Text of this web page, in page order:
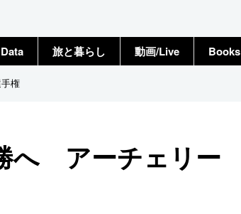
旅と暮らし 動画/Live Books
権
へ アーチェリー